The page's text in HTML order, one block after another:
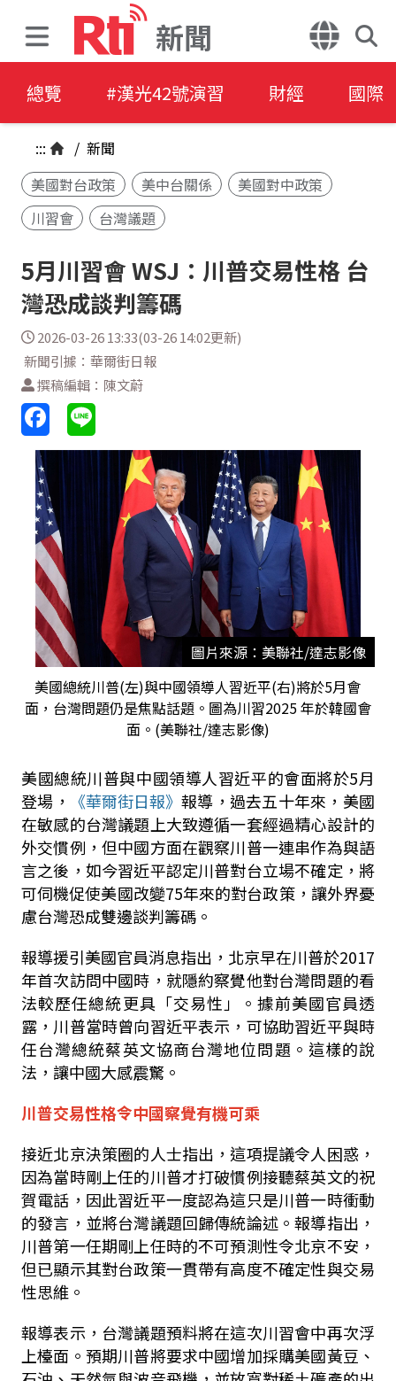
新聞
總覽 #漢光42號演習 財經 國際
::: / 新聞
美國對台政策
美中台關係
美國對中政策
川習會
台灣議題
5月川習會 WSJ：川普交易性格 台
灣恐成談判籌碼
2026-03-26 13:33(03-26 14:02更新)
新聞引據：華爾街日報
撰稿編輯：陳文蔚
圖片來源：美聯社/達志影像
美國總統川普(左)與中國領導人習近平(右)將於5月會
面，台灣問題仍是焦點話題。圖為川習2025 年於韓國會
面。(美聯社/達志影像)
美國總統川普與中國領導人習近平的會面將於5月
登場，
《華爾街日報》 報導，過去五十年來，美國
在敏感的台灣議題上大致遵循一套經過精心設計的
外交慣例，但中國方面在觀察川普一連串作為與語
言之後，如今習近平認定川普對台立場不確定，將
可伺機促使美國改變75年來的對台政策，讓外界憂
慮台灣恐成雙邊談判籌碼。
報導援引美國官員消息指出，北京早在川普於2017
年首次訪問中國時，就隱約察覺他對台灣問題的看
法較歷任總統更具「交易性」。據前美國官員透
露，川普當時曾向習近平表示，可協助習近平與時
任台灣總統蔡英文協商台灣地位問題。這樣的說
法，讓中國大感震驚。
川普交易性格令中國察覺有機可乘
接近北京決策圈的人士指出，這項提議令人困惑，
因為當時剛上任的川普才打破慣例接聽蔡英文的祝
賀電話，因此習近平一度認為這只是川普一時衝動
的發言，並將台灣議題回歸傳統論述。報導指出，
川普第一任期剛上任時的不可預測性令北京不安，
但已顯示其對台政策一貫帶有高度不確定性與交易
性思維。
報導表示，台灣議題預料將在這次川習會中再次浮
上檯面。預期川普將要求中國增加採購美國黃豆、